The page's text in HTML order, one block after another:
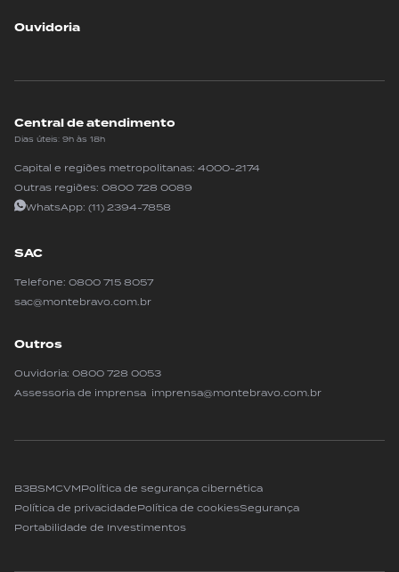
Ouvidoria
Central de atendimento
Dias úteis: 9h às 18h
Capital e regiões metropolitanas: 4000-2174
Outras regiões: 0800 728 0089
WhatsApp: (11) 2394-7858
SAC
Telefone: 0800 715 8057
sac@montebravo.com.br
Outros
Ouvidoria: 0800 728 0053
Assessoria de imprensa imprensa@montebravo.com.br
B3BSMCVMPolítica de segurança cibernética
Política de privacidadePolítica de cookiesSegurança
Portabilidade de Investimentos